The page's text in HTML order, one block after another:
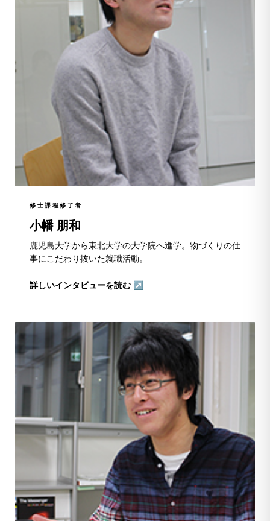
修士課程修了者
小幡 朋和
鹿児島大学から東北大学の大学院へ進学。物づくりの仕
事にこだわり抜いた就職活動。
詳しいインタビューを読む ↗